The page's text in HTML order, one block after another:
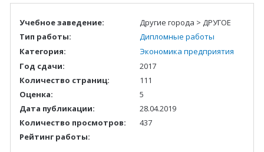
Учебное заведение:
Другие города > ДРУГОЕ
Тип работы:
Дипломные работы
Категория:
Экономика предприятия
Год сдачи:
2017
Количество страниц:
111
Оценка:
5
Дата публикации:
28.04.2019
Количество просмотров:
437
Рейтинг работы: